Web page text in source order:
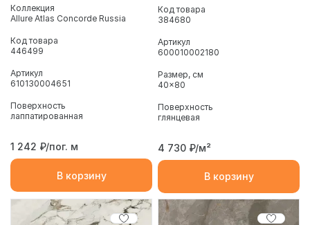
Коллекция
Allure Atlas Concorde Russia
Код товара
446499
Артикул
610130004651
Поверхность
лаппатированная
1 242 ₽/пог. м
В корзину
Код товара
384680
Артикул
600010002180
Размер, см
40x80
Поверхность
глянцевая
4 730 ₽/м²
В корзину